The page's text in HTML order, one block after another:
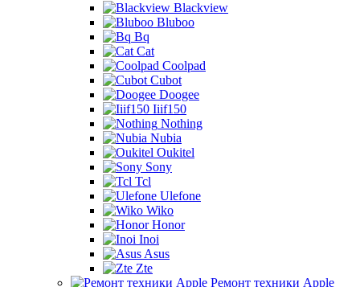
Blackview
Bluboo
Bq
Cat
Coolpad
Cubot
Doogee
Iiif150
Nothing
Nubia
Oukitel
Sony
Tcl
Ulefone
Wiko
Honor
Inoi
Asus
Zte
Ремонт техники Apple